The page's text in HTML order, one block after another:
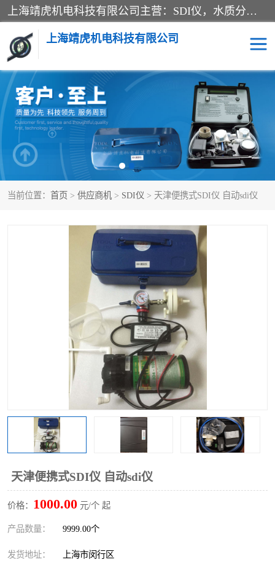
上海靖虎机电科技有限公司主营：SDI仪，水质分析仪，水质检测仪产品；上海靖虎机电科技有限公司在专业制造和研发等方面的强大的平台优势，利用自身在自动化仪表、自控系统及环保监测仪器的专长，以优良的技术，优越的产品质量和良好的服务质量与广大客户真诚合作。
上海靖虎机电科技有限公司
当前位置： 首页 > 供应商机 > SDI仪 > 天津便携式SDI仪 自动sdi仪
天津便携式SDI仪 自动sdi仪
价格： 1000.00 元/个 起
产品数量： 9999.00个
发货地址： 上海市闵行区
SDI仪 过滤膜过滤纸
PH电导测试笔 水质分析仪
水质检测仪 电导测试笔
PH电导测试仪